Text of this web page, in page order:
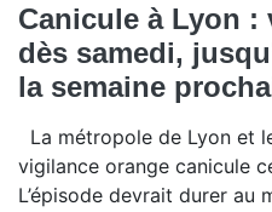
Canicule à Lyon :
dès samedi,
la semaine
La métropole de Lyon et
vigilance orange canicule
L’épisode devrait durer au